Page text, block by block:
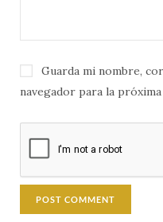
Guarda mi nombre,
navegador para la